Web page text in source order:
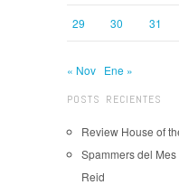
29 30 31
« Nov Ene »
POSTS RECIENTES
Review House of
Spammers del Mes
Reid